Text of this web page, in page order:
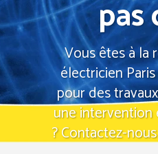
pas
Vous êtes à la
électricien
pour des
une intervention
? Contactez-